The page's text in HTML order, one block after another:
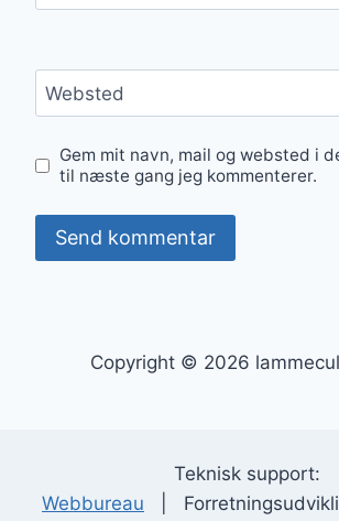
Websted
Gem mit navn, mail og websted i
til næste gang jeg kommenterer.
Copyright © 2026
Teknisk support:
Webbureau |